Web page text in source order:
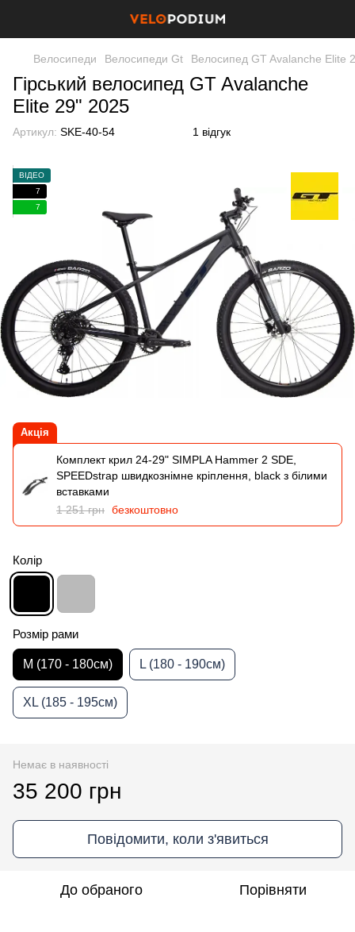
Велосипеди Велосипеди Gt Велосипед GT Avalanche Elite
Гірський велосипед GT Avalanche
Elite 29" 2025
Артикул: SKE-40-54 1 відгук
ВІДЕО
7
7
Акція
Комплект крил 24-29" SIMPLA Hammer 2 SDE,
SPEEDstrap швидкознімне кріплення, black з білими
вставками
1 251 грн безкоштовно
Колір
Розмір рами
M (170 - 180см) L (180 - 190см)
XL (185 - 195см)
Немає в наявності
35 200 грн
Повідомити, коли з'явиться
До обраного Порівняти